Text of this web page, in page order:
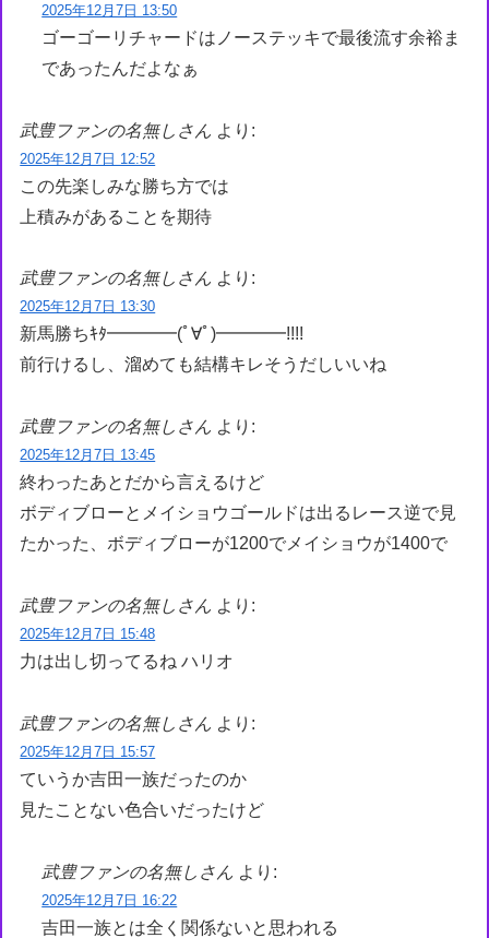
2025年12月7日 13:50
ゴーゴーリチャードはノーステッキで最後流す余裕ま
であったんだよなぁ
武豊ファンの名無しさん より:
2025年12月7日 12:52
この先楽しみな勝ち方では
上積みがあることを期待
武豊ファンの名無しさん より:
2025年12月7日 13:30
新馬勝ちｷﾀ━━━━(ﾟ∀ﾟ)━━━━!!!!
前行けるし、溜めても結構キレそうだしいいね
武豊ファンの名無しさん より:
2025年12月7日 13:45
終わったあとだから言えるけど
ボディブローとメイショウゴールドは出るレース逆で見
たかった、ボディブローが1200でメイショウが1400で
武豊ファンの名無しさん より:
2025年12月7日 15:48
力は出し切ってるね ハリオ
武豊ファンの名無しさん より:
2025年12月7日 15:57
ていうか吉田一族だったのか
見たことない色合いだったけど
武豊ファンの名無しさん より:
2025年12月7日 16:22
吉田一族とは全く関係ないと思われる